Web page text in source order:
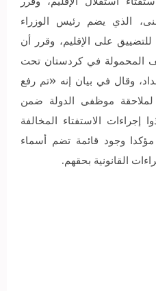
الذي يضم رئيس الوزراء
للتضييق على الإقليم، وقرر أن
المحمولة في كردستان تحت
وقال في بيان إنه «تم رفع
لملاحقة موظفى الدولة ضمن
إجراءات الاستفتاء المخالفة
مؤكدا وجود قائمة تضم أسماء
القانونية بحقهم.